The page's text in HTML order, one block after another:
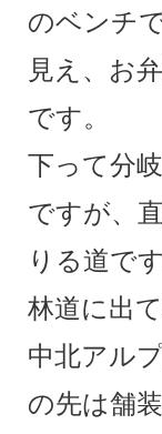
のベンチ
見え、お
です。
下って分
ですが、
りる道です
林道に出
中北アル
の先は舗